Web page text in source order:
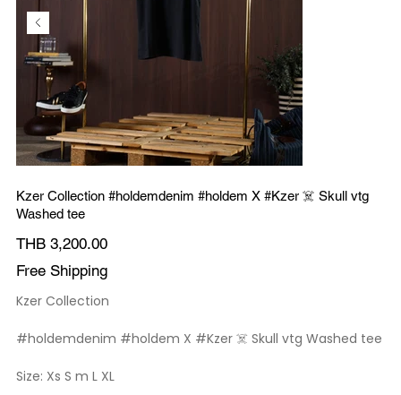
Kzer Collection #holdemdenim #holdem X #Kzer ☠️ Skull vtg
Washed tee
Price
THB 3,200.00
Free Shipping
Kzer Collection
#holdemdenim #holdem X #Kzer ☠️ Skull vtg Washed tee
Size: Xs S m L XL